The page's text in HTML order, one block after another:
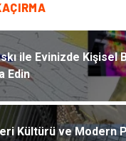
ile Evinizde Kişisel
Edin
Kültürü ve Modern